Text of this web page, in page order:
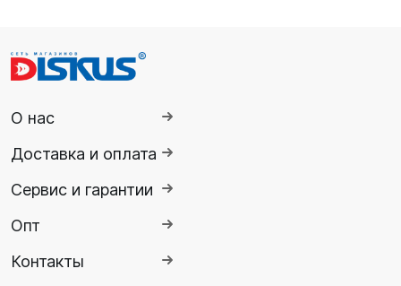
О нас
Доставка и оплата
Сервис и гарантии
Опт
Контакты